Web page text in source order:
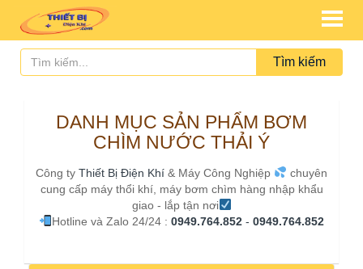
Tìm kiếm
DANH MỤC SẢN PHẨM BƠM
CHÌM NƯỚC THẢI Ý
Công tyThiết Bị Điện Khí & Máy Công Nghiệp
chuyên
cung cấp máy thổi khí, máy bơm chìm hàng nhập khẩu
giao - lắp tận nơi
Hotline và Zalo 24/24 : 0949.764.852 - 0949.764.852